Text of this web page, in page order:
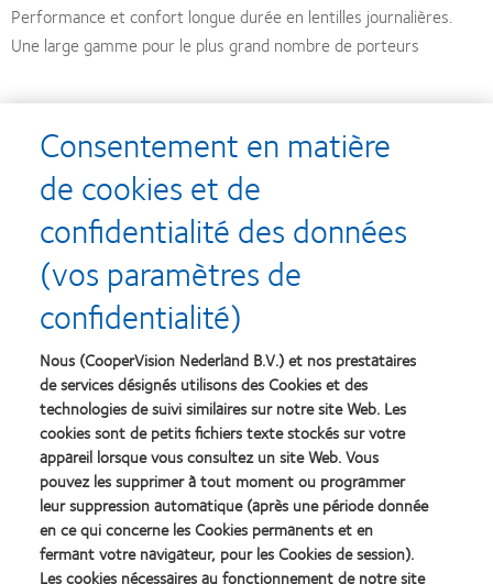
Performance et confort longue durée en lentilles journalières.
Une large gamme pour le plus grand nombre de porteurs
Gamme clariti 1 day
La seule et unique gamme de lentilles de contact journalières en
silicone hydrogel jetables au monde.
Chaque personne qui passe votre porte est potentiellement
intéressée par les lentilles de contact, qu'elle n'en ait encore
Consentement en matière
de cookies et de
confidentialité des données
(vos paramètres de
confidentialité)
Nous (CooperVision Nederland B.V.) et nos prestataires
de services désignés utilisons des Cookies et des
technologies de suivi similaires sur notre site Web. Les
cookies sont de petits fichiers texte stockés sur votre
appareil lorsque vous consultez un site Web. Vous
pouvez les supprimer à tout moment ou programmer
leur suppression automatique (après une période donnée
en ce qui concerne les Cookies permanents et en
fermant votre navigateur, pour les Cookies de session).
Les cookies nécessaires au fonctionnement de notre site